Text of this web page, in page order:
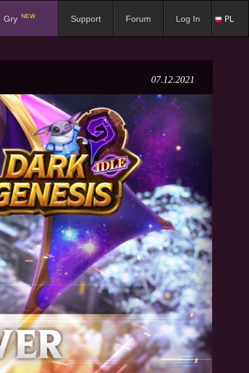
Gry NEW Support Forum Log In PL
07.12.2021